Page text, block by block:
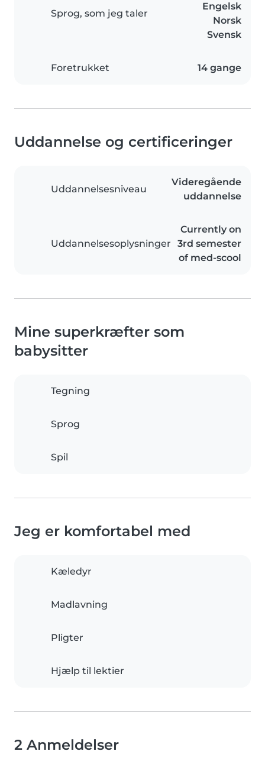
Sprog, som jeg taler
Engelsk
Norsk
Svensk
Foretrukket 14 gange
Uddannelse og certificeringer
Uddannelsesniveau
Videregående
uddannelse
Uddannelsesoplysninger
Currently on
3rd semester
of med-scool
Mine superkræfter som
babysitter
Tegning
Sprog
Spil
Jeg er komfortabel med
Kæledyr
Madlavning
Pligter
Hjælp til lektier
2 Anmeldelser